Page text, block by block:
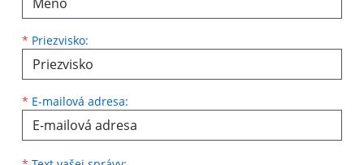
* Priezvisko:
* E-mailová adresa: